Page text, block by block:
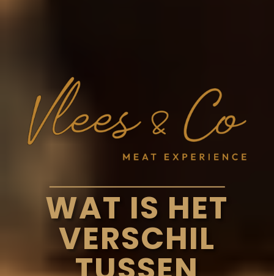
WAT IS HET
VERSCHIL